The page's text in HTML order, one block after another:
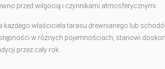
przed wilgocią i czynnikami atmosferycznymi.
każdego właściciela tarasu drewnianego lub
w różnych pojemnościach, stanowi
przez cały rok.